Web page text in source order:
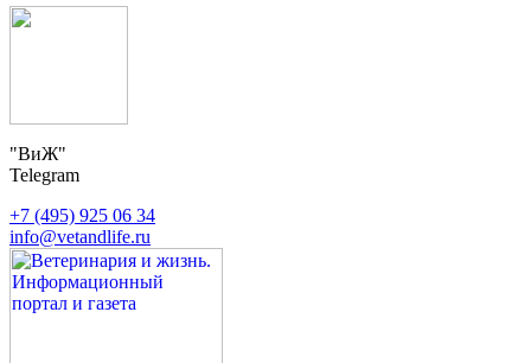
"ВиЖ"
Telegram
+7 (495) 925 06 34
info@vetandlife.ru